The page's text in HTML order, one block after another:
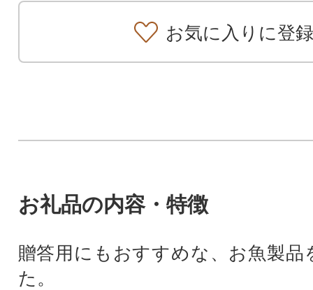
お気に入りに登録
お礼品の内容・特徴
贈答用にもおすすめな、お魚製品
た。